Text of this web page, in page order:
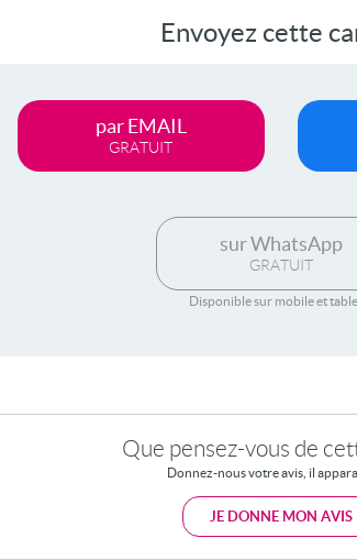
Envoyez cette
par EMAIL
GRATUIT
sur WhatsApp
GRATUIT
Disponible sur mobile et
Que pensez-vous de
Donnez-nous votre avis, il
JE DONNE MON AVIS